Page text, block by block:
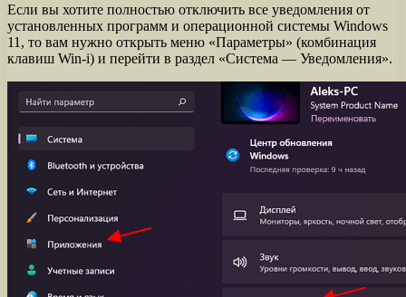
Если вы хотите полностью отключить все уведомления от
установленных программ и операционной системы Windows
11, то вам нужно открыть меню «Параметры» (комбинация
клавиш Win-i) и перейти в раздел «Система — Уведомления».